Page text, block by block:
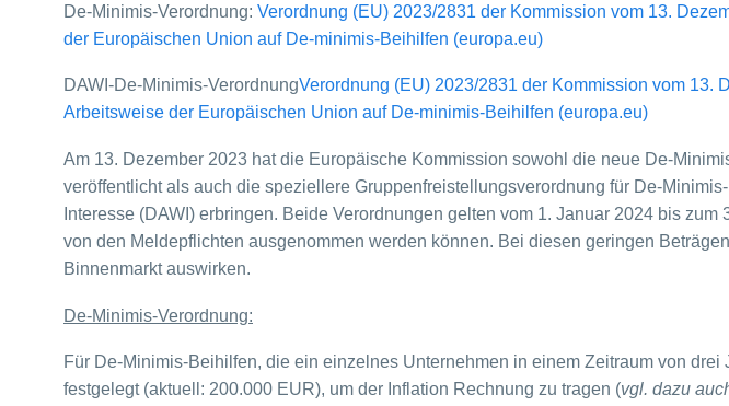
De-Minimis-Verordnung: Verordnung (EU) 2023/2831 der Kommission vom 13.
der Europäischen Union auf De-minimis-Beihilfen (europa.eu)
DAWI-De-Minimis-VerordnungVerordnung (EU) 2023/2831 der Kommission vom 13.
Arbeitsweise der Europäischen Union auf De-minimis-Beihilfen (europa.eu)
Am 13. Dezember 2023 hat die Europäische Kommission sowohl die neue De-
veröffentlicht als auch die speziellere Gruppenfreistellungsverordnung für De-
Interesse (DAWI) erbringen. Beide Verordnungen gelten vom 1. Januar 2024 bis
von den Meldepflichten ausgenommen werden können. Bei diesen geringen
Binnenmarkt auswirken.
De-Minimis-Verordnung:
Für De-Minimis-Beihilfen, die ein einzelnes Unternehmen in einem Zeitraum von
festgelegt (aktuell: 200.000 EUR), um der Inflation Rechnung zu tragen (vgl. dazu